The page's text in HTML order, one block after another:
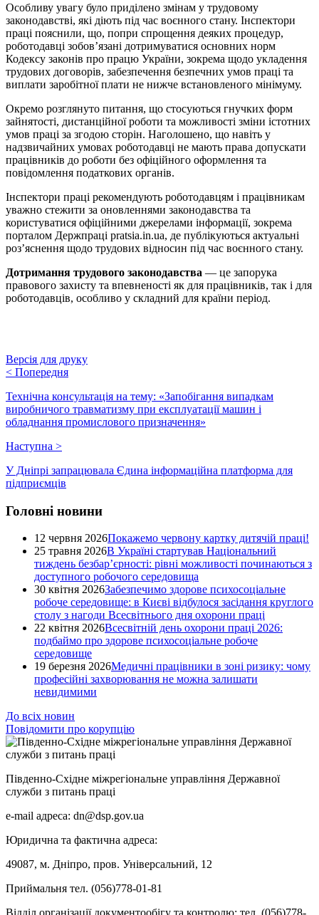
Особливу увагу було приділено змінам у трудовому
законодавстві, які діють під час воєнного стану. Інспектори
праці пояснили, що, попри спрощення деяких процедур,
роботодавці зобов’язані дотримуватися основних норм
Кодексу законів про працю України, зокрема щодо укладення
трудових договорів, забезпечення безпечних умов праці та
виплати заробітної плати не нижче встановленого мінімуму.
Окремо розглянуто питання, що стосуються гнучких форм
зайнятості, дистанційної роботи та можливості зміни істотних
умов праці за згодою сторін. Наголошено, що навіть у
надзвичайних умовах роботодавці не мають права допускати
працівників до роботи без офіційного оформлення та
повідомлення податкових органів.
Інспектори праці рекомендують роботодавцям і працівникам
уважно стежити за оновленнями законодавства та
користуватися офіційними джерелами інформації, зокрема
порталом Держпраці pratsia.in.ua, де публікуються актуальні
роз’яснення щодо трудових відносин під час воєнного стану.
Дотримання трудового законодавства — це запорука
правового захисту та впевненості як для працівників, так і для
роботодавців, особливо у складний для країни період.
Версія для друку
< Попередня
Технічна консультація на тему: «Запобігання випадкам
виробничого травматизму при експлуатації машин і
обладнання промислового призначення»
Наступна >
У Дніпрі запрацювала Єдина інформаційна платформа для
підприємців
Головні новини
12 червня 2026Покажемо червону картку дитячій праці!
25 травня 2026В Україні стартував Національний
тиждень безбар’єрності: рівні можливості починаються з
доступного робочого середовища
30 квітня 2026Забезпечимо здорове психосоціальне
робоче середовище: в Києві відбулося засідання круглого
столу з нагоди Всесвітнього дня охорони праці
22 квітня 2026Всесвітній день охорони праці 2026:
подбаймо про здорове психосоціальне робоче
середовище
19 березня 2026Медичні працівники в зоні ризику: чому
професійні захворювання не можна залишати
невидимими
До всіх новин
Повідомити про корупцію
Південно-Східне міжрегіональне управління Державної
служби з питань праці
e-mail адреса: dn@dsp.gov.ua
Юридична та фактична адреса:
49087, м. Дніпро, пров. Універсальний, 12
Приймальня тел. (056)778-01-81